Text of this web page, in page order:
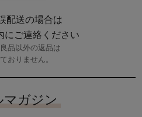
配送の場合は
にご連絡ください
品以外の返品は
おりません。
マガジン